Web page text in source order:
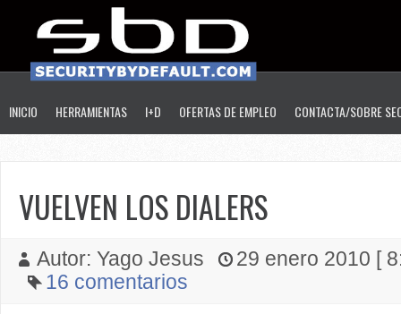
INICIO HERRAMIENTAS I+D OFERTAS DE EMPLEO CONTACTA/SOBRE
VUELVEN LOS DIALERS
Autor: Yago Jesus
29 enero 2010 [
16 comentarios